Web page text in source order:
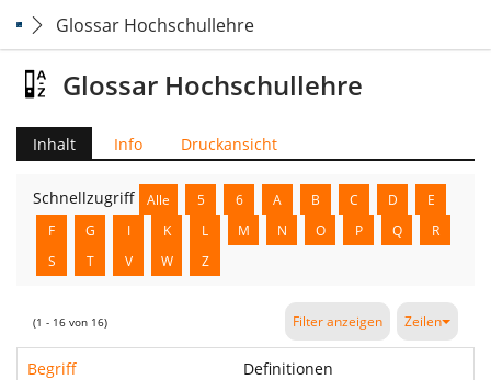
Glossar Hochschullehre
Glossar Hochschullehre
Inhalt Info Druckansicht
Schnellzugriff Alle 5 6 A B C D
E
F
G I K L M N O P Q
R
S
T V W Z
(1 - 16 von 16) Filter anzeigen Zeilen
Begriff Definitionen